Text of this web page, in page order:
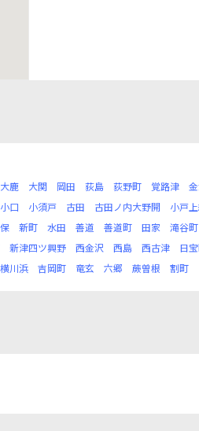
大鹿 大関 岡田 荻島 荻野町 覚路津
小口 小須戸 古田 古田ノ内大野開 小戸
新町 水田 善道 善道町 田家 滝谷町
新津四ツ興野 西金沢 西島 西古津 日
横川浜 吉岡町 竜玄 六郷 蕨曽根 割町